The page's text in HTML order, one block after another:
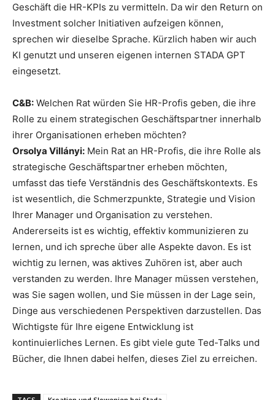
Geschäft die HR-KPIs zu vermitteln. Da wir den Return on
Investment solcher Initiativen aufzeigen können,
sprechen wir dieselbe Sprache. Kürzlich haben wir auch
KI genutzt und unseren eigenen internen STADA GPT
eingesetzt.
C&B: Welchen Rat würden Sie HR-Profis geben, die ihre
Rolle zu einem strategischen Geschäftspartner innerhalb
ihrer Organisationen erheben möchten?
Orsolya Villányi: Mein Rat an HR-Profis, die ihre Rolle als
strategische Geschäftspartner erheben möchten,
umfasst das tiefe Verständnis des Geschäftskontexts. Es
ist wesentlich, die Schmerzpunkte, Strategie und Vision
Ihrer Manager und Organisation zu verstehen.
Andererseits ist es wichtig, effektiv kommunizieren zu
lernen, und ich spreche über alle Aspekte davon. Es ist
wichtig zu lernen, was aktives Zuhören ist, aber auch
verstanden zu werden. Ihre Manager müssen verstehen,
was Sie sagen wollen, und Sie müssen in der Lage sein,
Dinge aus verschiedenen Perspektiven darzustellen. Das
Wichtigste für Ihre eigene Entwicklung ist
kontinuierliches Lernen. Es gibt viele gute Ted-Talks und
Bücher, die Ihnen dabei helfen, dieses Ziel zu erreichen.